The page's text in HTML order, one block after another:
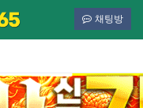
채팅방